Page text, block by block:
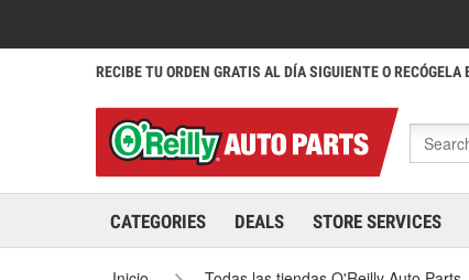
RECIBE TU ORDEN GRATIS AL DÍA SIGUIENTE O RECÓGELA
CATEGORIES DEALS STORE SERVICES